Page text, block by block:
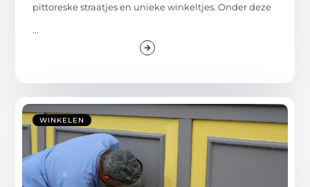
pittoreske straatjes en unieke winkeltjes. Onder deze
...
WINKELEN